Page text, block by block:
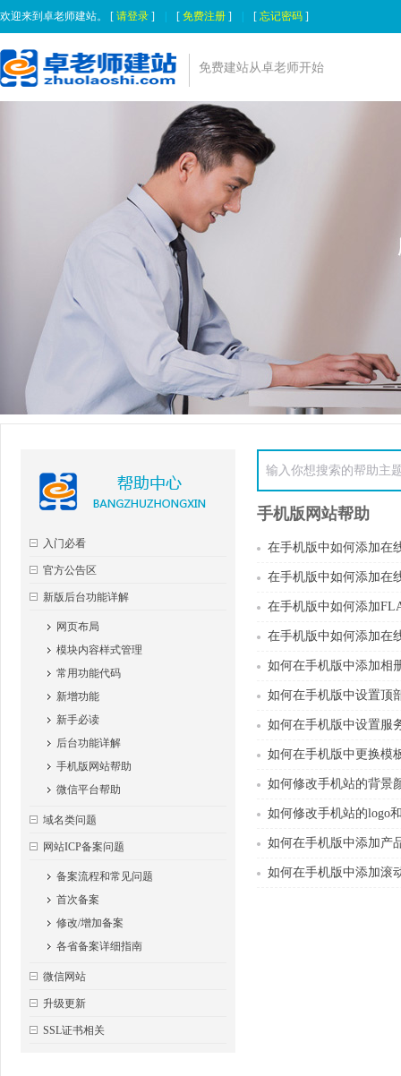
欢迎来到卓老师建站。 [ 请登录 ] [ 免费注册 ] [ 忘记密码 ]
免费建站从卓老师开始
入门必看
官方公告区
新版后台功能详解
网页布局
模块内容样式管理
常用功能代码
新增功能
新手必读
后台功能详解
手机版网站帮助
微信平台帮助
域名类问题
网站ICP备案问题
备案流程和常见问题
首次备案
修改/增加备案
各省备案详细指南
微信网站
升级更新
SSL证书相关
手机版网站帮助
在手机版中如何添加在
在手机版中如何添加在
在手机版中如何添加
在手机版中如何添加在
如何在手机版中添加相
如何在手机版中设置顶
如何在手机版中设置服
如何在手机版中更换模
如何修改手机站的背景
如何修改手机站的logo
如何在手机版中添加产
如何在手机版中添加滚